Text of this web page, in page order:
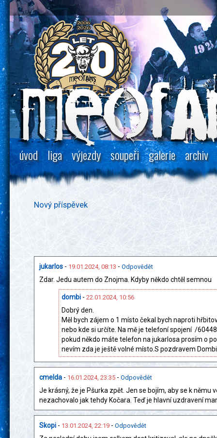
úvod liga výjezdy soupeři galerie archiv
Nový příspěvek
jukarlos - 19.01.2024, 08:13 - Odpovědět
Zdar. Jedu autem do Znojma. Kdyby někdo chtěl semnou
dombi - 22.01.2024, 10:56
Dobrý den.
Měl bych zájem o 1 místo čekal bych naproti
nebo kde si určíte. Na mě je telefoní spojení /
pokud někdo máte telefon na jukarlosa prosím o
nevím zda je ještě volné místo.S pozdravem
cmelda - 16.01.2024, 23:35 - Odpovědět
Je krásný, že je Pšurka zpět. Jen se bojím, aby se k němu
nezachovalo jak tehdy Kočara. Teď je hlavní uzdravení
Skopi - 13.01.2024, 22:19 - Odpovědět